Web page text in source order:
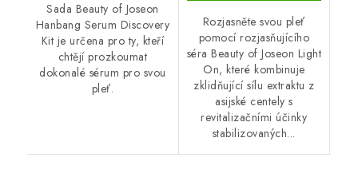
Sada Beauty of Joseon
Hanbang Serum Discovery
Kit je určena pro ty, kteří
chtějí prozkoumat
dokonalé sérum pro svou
pleť.
Rozjasněte svou pleť
pomocí rozjasňujícího
séra Beauty of Joseon Light
On, které kombinuje
zklidňující sílu extraktu z
asijské centely s
revitalizačními účinky
stabilizovaných...